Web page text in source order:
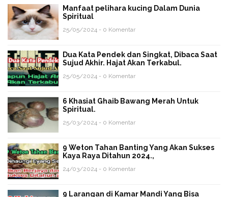
Manfaat pelihara kucing Dalam Dunia
Spiritual
25/05/2024 - 0 Komentar
Dua Kata Pendek dan Singkat, Dibaca Saat
Sujud Akhir. Hajat Akan Terkabul.
25/05/2024 - 0 Komentar
6 Khasiat Ghaib Bawang Merah Untuk
Spiritual.
25/03/2024 - 0 Komentar
9 Weton Tahan Banting Yang Akan Sukses
Kaya Raya Ditahun 2024.,
24/03/2024 - 0 Komentar
9 Larangan di Kamar Mandi Yang Bisa